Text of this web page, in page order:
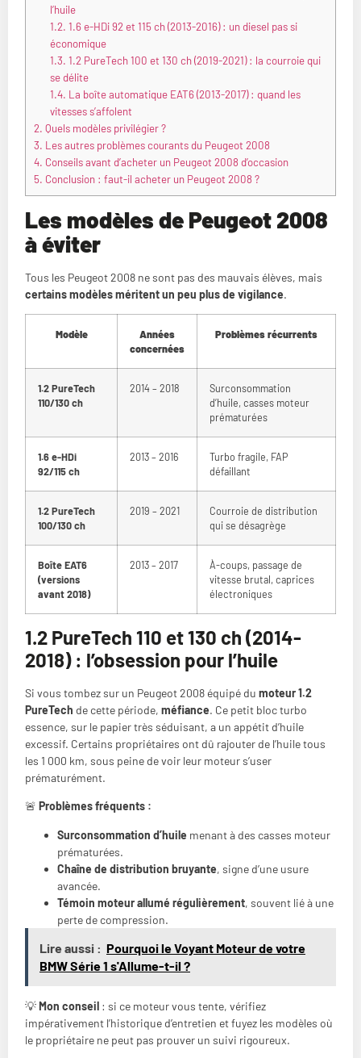
l’huile
1.2. 1.6 e-HDi 92 et 115 ch (2013-2016) : un diesel pas si
économique
1.3. 1.2 PureTech 100 et 130 ch (2019-2021) : la courroie qui
se délite
1.4. La boîte automatique EAT6 (2013-2017) : quand les
vitesses s’affolent
2. Quels modèles privilégier ?
3. Les autres problèmes courants du Peugeot 2008
4. Conseils avant d’acheter un Peugeot 2008 d’occasion
5. Conclusion : faut-il acheter un Peugeot 2008 ?
Les modèles de Peugeot 2008
à éviter
Tous les Peugeot 2008 ne sont pas des mauvais élèves, mais
certains modèles méritent un peu plus de vigilance.
Modèle
Années
concernées
Problèmes récurrents
1.2 PureTech
110/130 ch
2014 – 2018
Surconsommation
d’huile, casses moteur
prématurées
1.6 e-HDi
92/115 ch
2013 – 2016
Turbo fragile, FAP
défaillant
1.2 PureTech
100/130 ch
2019 – 2021
Courroie de distribution
qui se désagrège
Boîte EAT6
(versions
avant 2018)
2013 – 2017
À-coups, passage de
vitesse brutal, caprices
électroniques
1.2 PureTech 110 et 130 ch (2014-
2018) : l’obsession pour l’huile
Si vous tombez sur un Peugeot 2008 équipé du moteur 1.2
PureTech de cette période, méfiance. Ce petit bloc turbo
essence, sur le papier très séduisant, a un appétit d’huile
excessif. Certains propriétaires ont dû rajouter de l’huile tous
les 1 000 km, sous peine de voir leur moteur s’user
prématurément.
🚨 Problèmes fréquents :
Surconsommation d’huile menant à des casses moteur
prématurées.
Chaîne de distribution bruyante, signe d’une usure
avancée.
Témoin moteur allumé régulièrement, souvent lié à une
perte de compression.
Lire aussi : Pourquoi le Voyant Moteur de votre
BMW Série 1 s'Allume-t-il ?
💡Mon conseil : si ce moteur vous tente, vérifiez
impérativement l’historique d’entretien et fuyez les modèles où
le propriétaire ne peut pas prouver un suivi rigoureux.